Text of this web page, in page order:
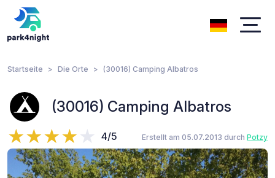
Startseite Die Orte (30016) Camping Albatros
(30016) Camping Albatros
4/5 Erstellt am 05.07.2013 durch Potzy